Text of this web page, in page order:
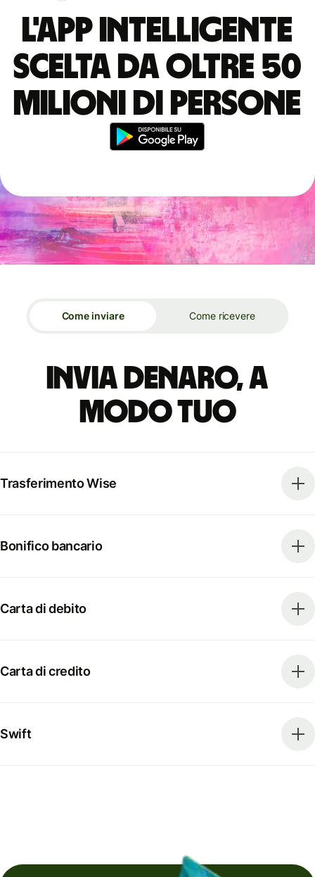
L'app intelligente
scelta da oltre 50
milioni di persone
Come inviare Come ricevere
Invia denaro, a
modo tuo
Trasferimento Wise
Bonifico bancario
Carta di debito
Carta di credito
Swift